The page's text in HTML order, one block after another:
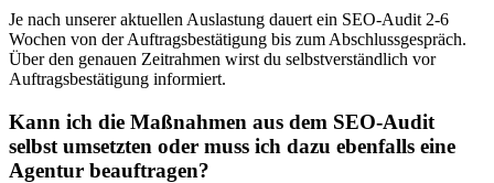
Je nach unserer aktuellen Auslastung dauert ein SEO-Audit 2-6
Wochen von der Auftragsbestätigung bis zum Abschlussgespräch.
Über den genauen Zeitrahmen wirst du selbstverständlich vor
Auftragsbestätigung informiert.
Kann ich die Maßnahmen aus dem SEO-Audit
selbst umsetzten oder muss ich dazu ebenfalls eine
Agentur beauftragen?